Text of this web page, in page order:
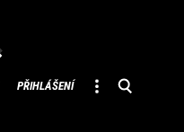
PŘIHLÁŠENÍ